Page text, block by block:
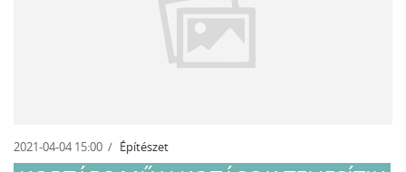
2021-04-04 15:00 Építészet